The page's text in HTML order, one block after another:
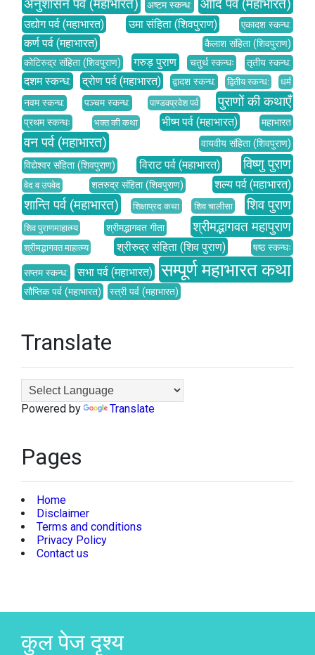
अनुशासन पर्व (महाभारत) अष्टम स्कन्ध: आदि पर्व (महाभारत)
उद्योग पर्व (महाभारत) उमा संहिता (शिवपुराण) एकादश स्कन्ध:
कर्ण पर्व (महाभारत)
कैलाश संहिता (शिवपुराण)
कोटिरुद्र संहिता (शिवपुराण)
गरुड़ पुराण चतुर्थ स्कन्धः तृतीय स्कन्ध:
दशम स्कन्ध: द्रोण पर्व (महाभारत) द्वादश स्कन्ध: द्वितीय स्कन्ध: धर्म
नवम स्कन्ध: पञ्चम स्कन्ध: पाण्डवप्रवेश पर्व पुराणों की कथाएँ
प्रथम स्कन्धः भक्त की कथा भीष्म पर्व (महाभारत) महाभारत
वन पर्व (महाभारत)
वायवीय संहिता (शिवपुराण)
विद्येश्वर संहिता (शिवपुराण)
विराट पर्व (महाभारत) विष्णु पुराण
वेद व उपवेद शतरुद्र संहिता (शिवपुराण) शल्य पर्व (महाभारत)
शान्ति पर्व (महाभारत) शिक्षाप्रद कथा शिव चालीसा शिव पुराण
शिव पुराणमाहात्म्य श्रीमद्भागवत गीता श्रीमद्भागवत महापुराण
श्रीमद्भागवत माहात्म्य श्रीरुद्र संहिता (शिव पुराण) षष्ठ स्कन्धः
सप्तम स्कन्ध: सभा पर्व (महाभारत) सम्पूर्ण महाभारत कथा
सौप्तिक पर्व (महाभारत) स्त्री पर्व (महाभारत)
Translate
Powered by Translate
Pages
Home
Disclaimer
Terms and conditions
Privacy Policy
Contact us
कुल पेज दृश्य